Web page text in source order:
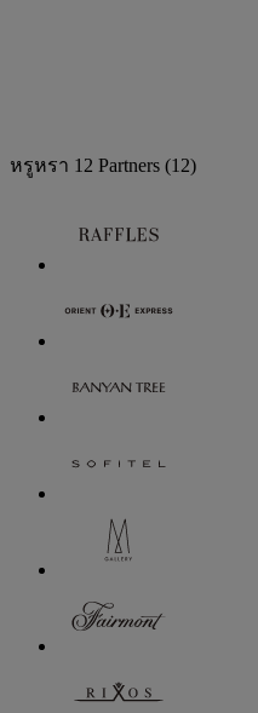
หรูหรา 12 Partners (12)